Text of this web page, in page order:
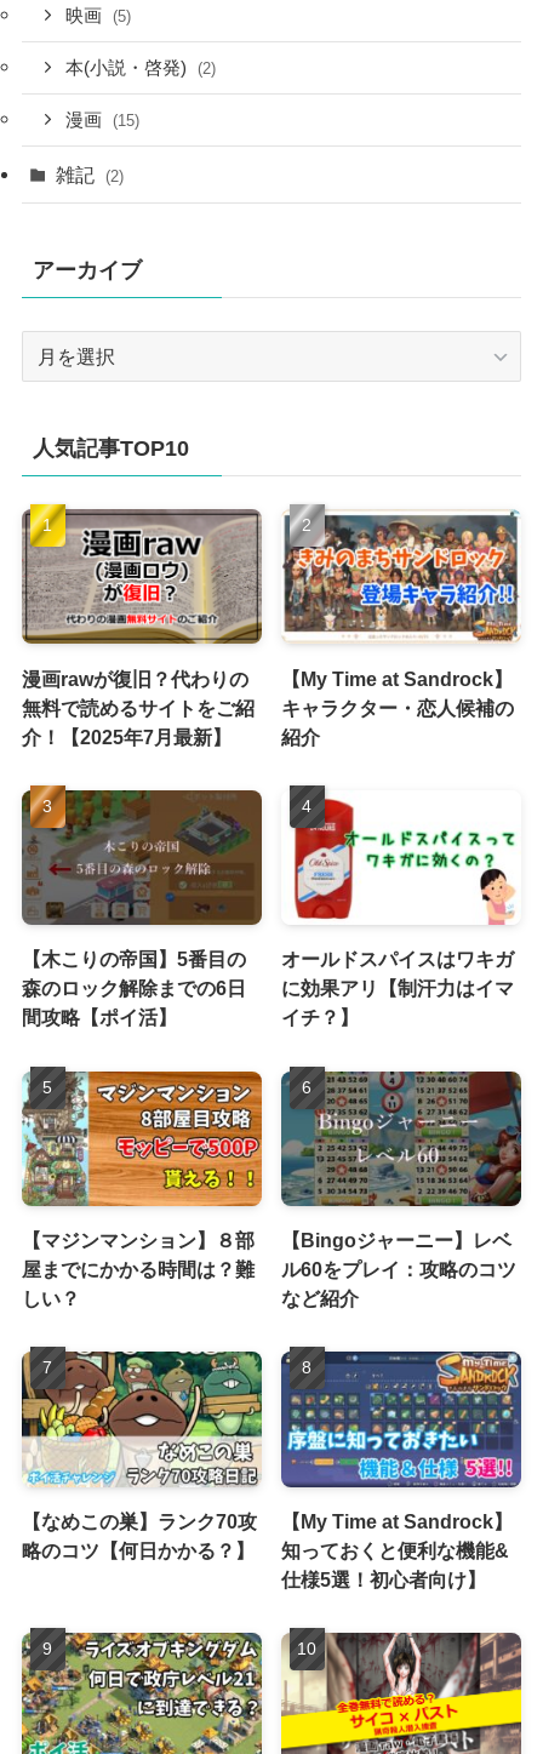
映画 (5)
本(小説・啓発) (2)
漫画 (15)
雑記 (2)
アーカイブ
ブ
人気記事TOP10
漫画rawが復旧？代わりの
無料で読めるサイトをご紹
介！【2025年7月最新】
【My Time at Sandrock】
キャラクター・恋人候補の
紹介
【木こりの帝国】5番目の
森のロック解除までの6日
間攻略【ポイ活】
オールドスパイスはワキガ
に効果アリ【制汗力はイマ
イチ？】
【マジンマンション】８部
屋までにかかる時間は？難
しい？
【Bingoジャーニー】レベ
ル60をプレイ：攻略のコツ
など紹介
【なめこの巣】ランク70攻
略のコツ【何日かかる？】
【My Time at Sandrock】
知っておくと便利な機能&
仕様5選！初心者向け】